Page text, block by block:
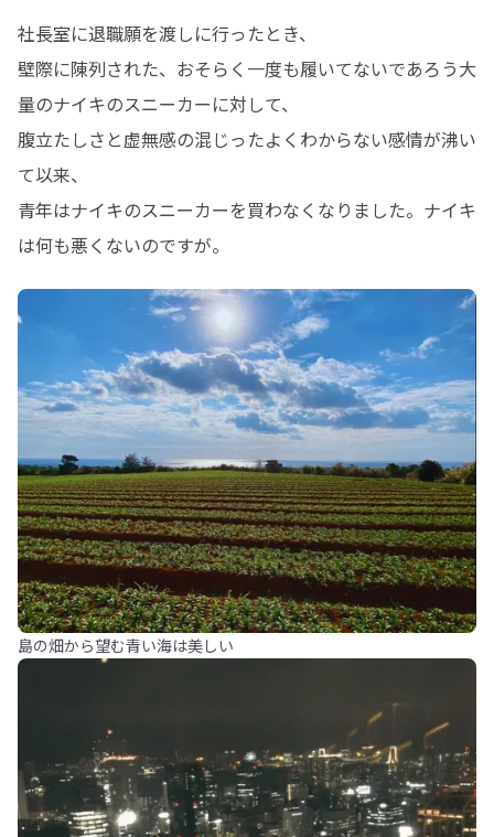
社長室に退職願を渡しに行ったとき、
壁際に陳列された、おそらく一度も履いてないであろう大
量のナイキのスニーカーに対して、
腹立たしさと虚無感の混じったよくわからない感情が沸い
て以来、
青年はナイキのスニーカーを買わなくなりました。ナイキ
は何も悪くないのですが。
島の畑から望む青い海は美しい